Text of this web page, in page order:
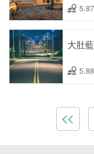
大肚